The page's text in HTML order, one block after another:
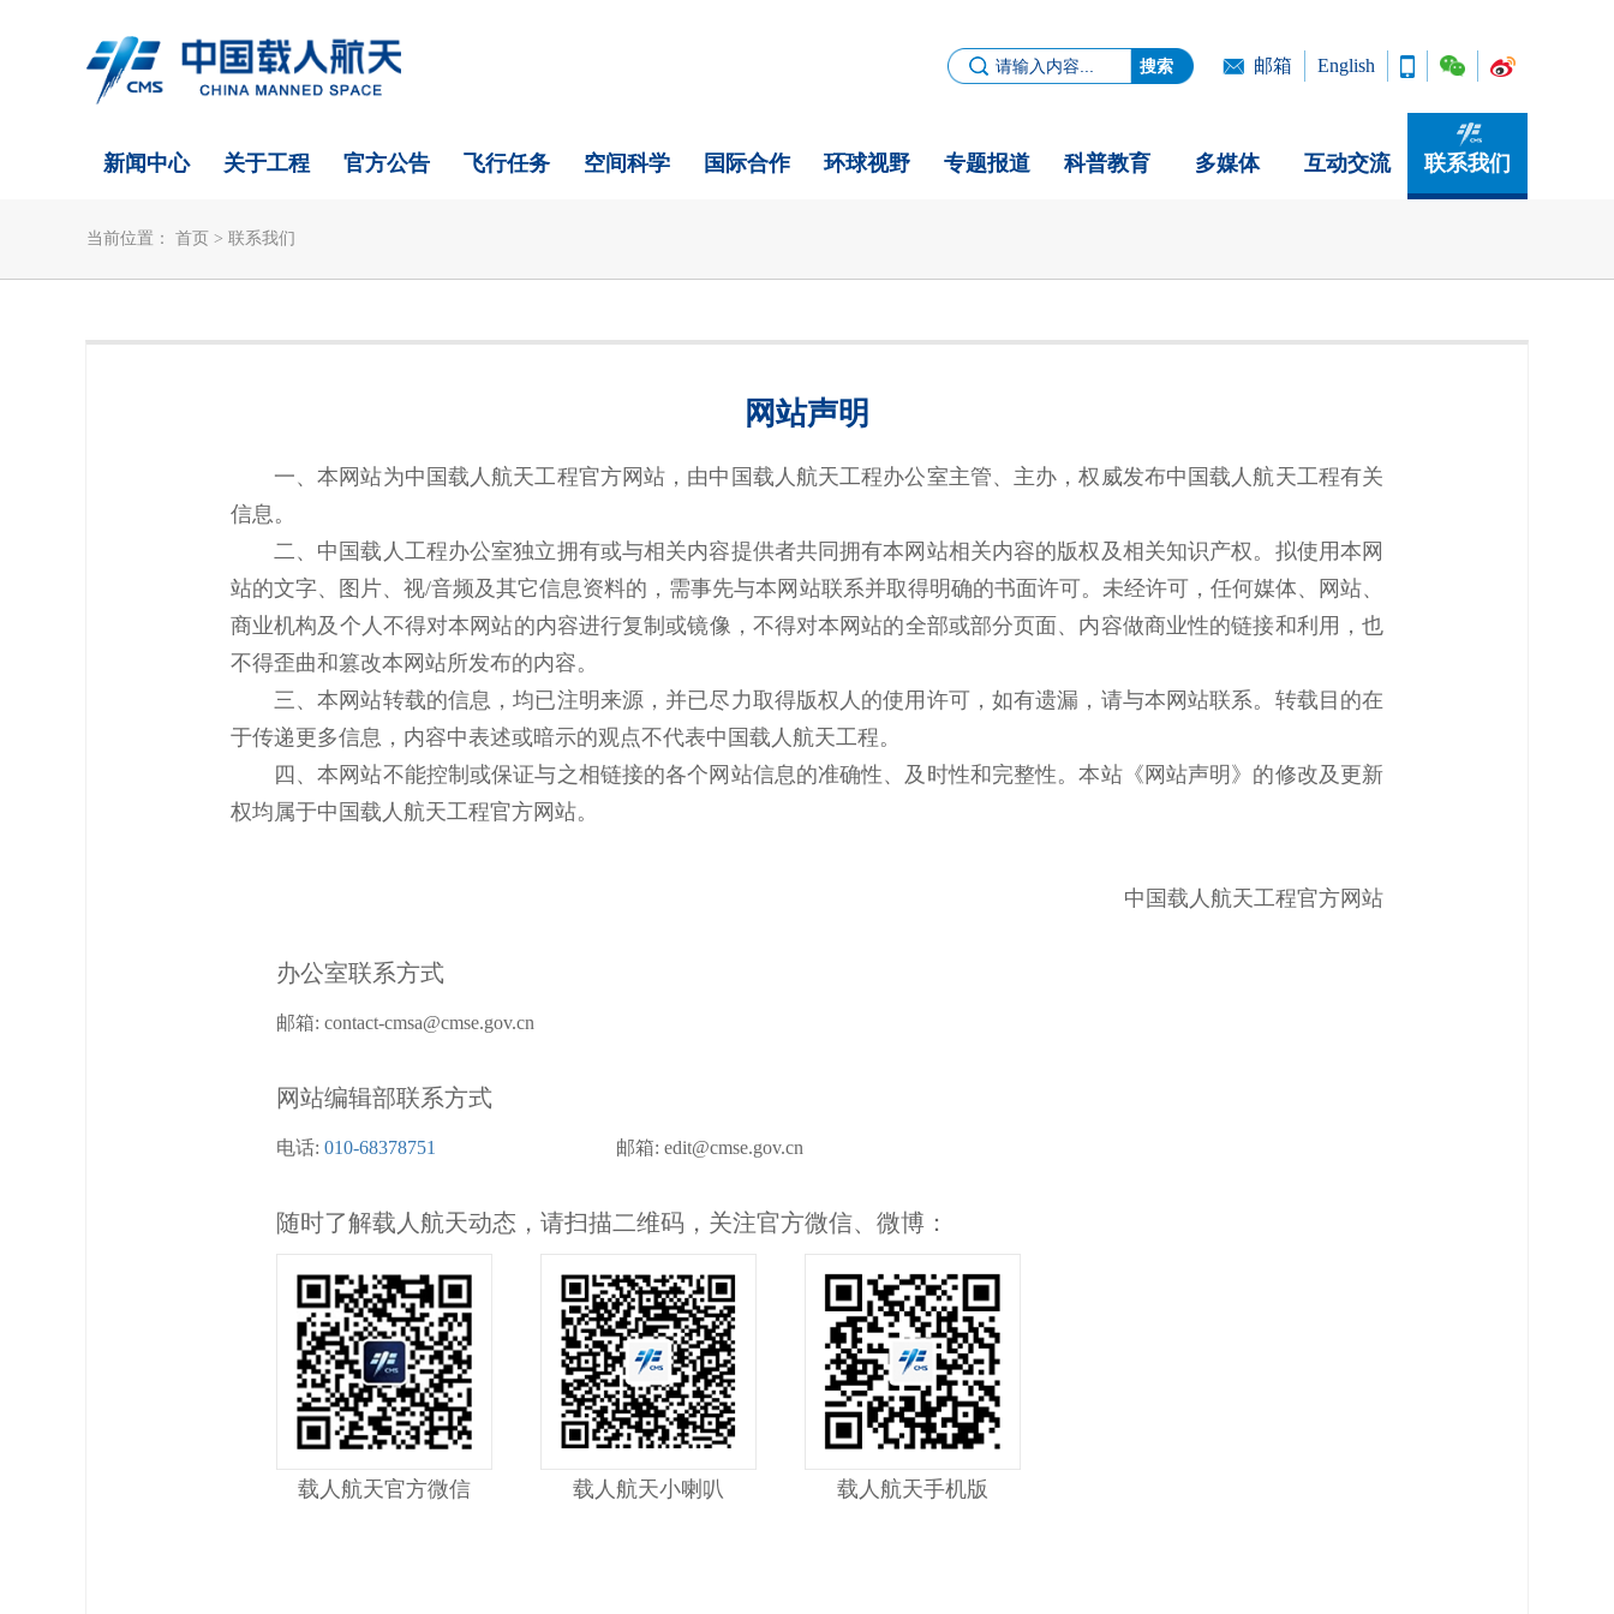
邮箱 English
新闻中心 关于工程 官方公告 飞行任务 空间科学 国际合作 环球视野 专题报道 科普教育 多媒体 互动交流 联系我们
当前位置： 首页 > 联系我们
网站声明
一、本网站为中国载人航天工程官方网站，由中国载人航天工程办公室主管、主办，权威发布中国载人航天工程有关
信息。
二、中国载人工程办公室独立拥有或与相关内容提供者共同拥有本网站相关内容的版权及相关知识产权。拟使用本网
站的文字、图片、视/音频及其它信息资料的，需事先与本网站联系并取得明确的书面许可。未经许可，任何媒体、网站、
商业机构及个人不得对本网站的内容进行复制或镜像，不得对本网站的全部或部分页面、内容做商业性的链接和利用，也
不得歪曲和篡改本网站所发布的内容。
三、本网站转载的信息，均已注明来源，并已尽力取得版权人的使用许可，如有遗漏，请与本网站联系。转载目的在
于传递更多信息，内容中表述或暗示的观点不代表中国载人航天工程。
四、本网站不能控制或保证与之相链接的各个网站信息的准确性、及时性和完整性。本站《网站声明》的修改及更新
权均属于中国载人航天工程官方网站。
中国载人航天工程官方网站
办公室联系方式
邮箱: contact-cmsa@cmse.gov.cn
网站编辑部联系方式
电话: 010-68378751 邮箱: edit@cmse.gov.cn
随时了解载人航天动态，请扫描二维码，关注官方微信、微博：
载人航天官方微信 载人航天小喇叭 载人航天手机版